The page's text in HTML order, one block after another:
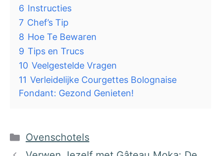
6 Instructies
7 Chef’s Tip
8 Hoe Te Bewaren
9 Tips en Trucs
10 Veelgestelde Vragen
11 Verleidelijke Courgettes Bolognaise
Fondant: Gezond Genieten!
Categorieën
Ovenschotels